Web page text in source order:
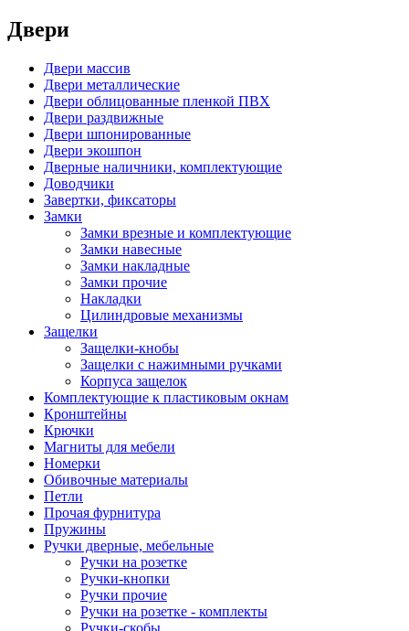
Двери
Двери массив
Двери металлические
Двери облицованные пленкой ПВХ
Двери раздвижные
Двери шпонированные
Двери экошпон
Дверные наличники, комплектующие
Доводчики
Завертки, фиксаторы
Замки
Замки врезные и комплектующие
Замки навесные
Замки накладные
Замки прочие
Накладки
Цилиндровые механизмы
Защелки
Защелки-кнобы
Защелки с нажимными ручками
Корпуса защелок
Комплектующие к пластиковым окнам
Кронштейны
Крючки
Магниты для мебели
Номерки
Обивочные материалы
Петли
Прочая фурнитура
Пружины
Ручки дверные, мебельные
Ручки на розетке
Ручки-кнопки
Ручки прочие
Ручки на розетке - комплекты